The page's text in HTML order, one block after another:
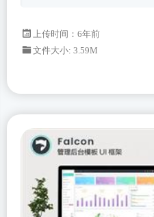
上传时间：6年前
文件大小: 3.59M